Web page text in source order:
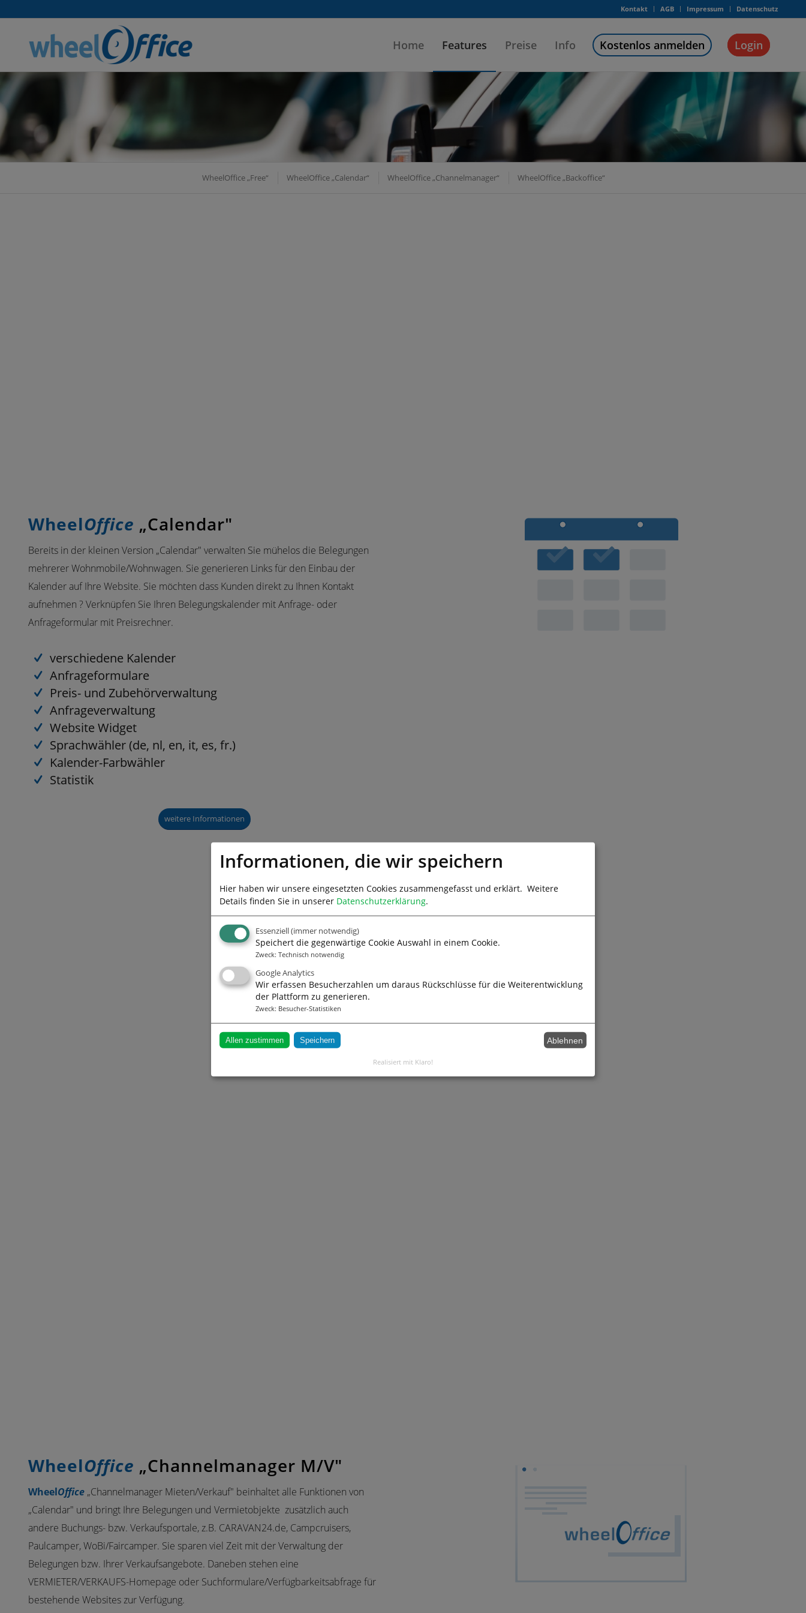
Kontakt AGB Impressum Datenschutz
Home Features Preise Info Kostenlos anmelden Login
WheelOffice „Free“ WheelOffice „Calendar“ WheelOffice „Channelmanager“ WheelOffice „Backoffice“
WheelOffice „Calendar"
Bereits in der kleinen Version „Calendar" verwalten Sie mühelos die Belegungen
mehrerer Wohnmobile/Wohnwagen. Sie generieren Links für den Einbau der
Kalender auf Ihre Website. Sie möchten dass Kunden direkt zu Ihnen Kontakt
aufnehmen ? Verknüpfen Sie Ihren Belegungskalender mit Anfrage- oder
Anfrageformular mit Preisrechner.
verschiedene Kalender
Anfrageformulare
Preis- und Zubehörverwaltung
Anfrageverwaltung
Website Widget
Sprachwähler (de, nl, en, it, es, fr.)
Kalender-Farbwähler
Statistik
weitere Informationen
WheelOffice „Channelmanager M/V"
WheelOffice „Channelmanager Mieten/Verkauf" beinhaltet alle Funktionen von
„Calendar" und bringt Ihre Belegungen und Vermietobjekte zusätzlich auch
andere Buchungs- bzw. Verkaufsportale, z.B. CARAVAN24.de, Campcruisers,
Paulcamper, WoBi/Faircamper. Sie sparen viel Zeit mit der Verwaltung der
Belegungen bzw. Ihrer Verkaufsangebote. Daneben stehen eine
VERMIETER/VERKAUFS-Homepage oder Suchformulare/Verfügbarkeitsabfrage für
bestehende Websites zur Verfügung.
Informationen, die wir speichern
Hier haben wir unsere eingesetzten Cookies zusammengefasst und erklärt. Weitere
Details finden Sie in unserer Datenschutzerklärung.
Essenziell(immer notwendig)
Speichert die gegenwärtige Cookie Auswahl in einem Cookie.
Zweck: Technisch notwendig
Google Analytics
Wir erfassen Besucherzahlen um daraus Rückschlüsse für die Weiterentwicklung
der Plattform zu generieren.
Zweck: Besucher-Statistiken
Allen zustimmen Speichern Ablehnen
Realisiert mit Klaro!